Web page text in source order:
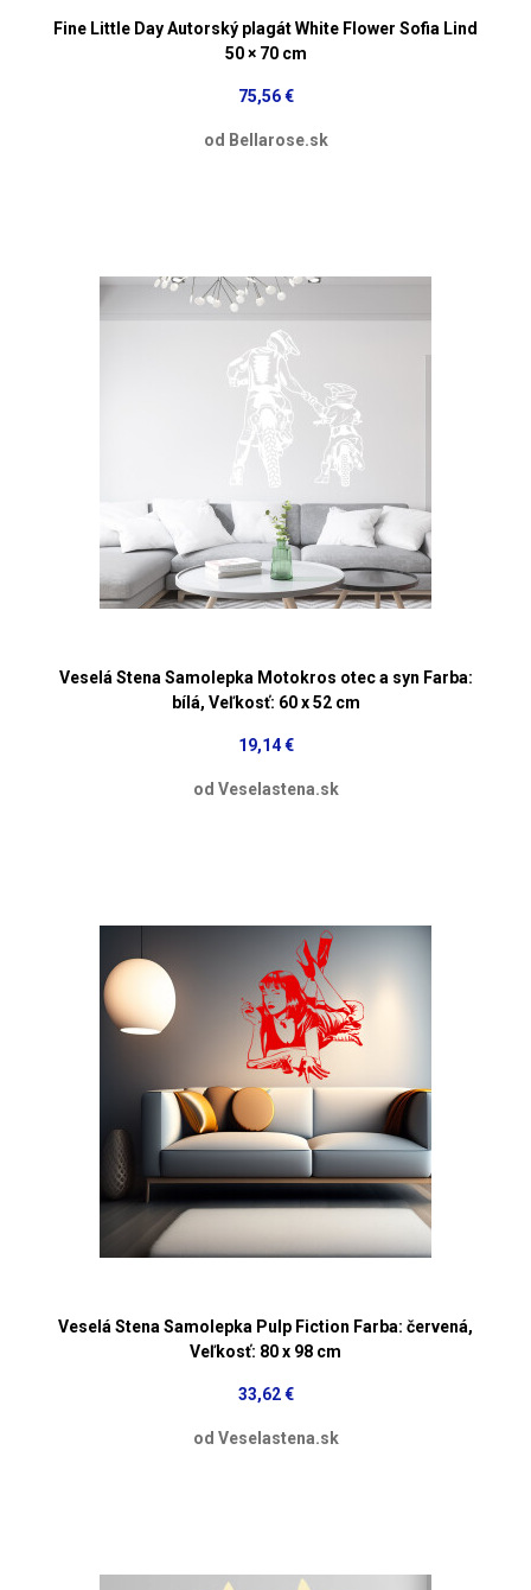
Fine Little Day Autorský plagát White Flower Sofia Lind
50 × 70 cm
75,56 €
od Bellarose.sk
Veselá Stena Samolepka Motokros otec a syn Farba:
bílá, Veľkosť: 60 x 52 cm
19,14 €
od Veselastena.sk
Veselá Stena Samolepka Pulp Fiction Farba: červená,
Veľkosť: 80 x 98 cm
33,62 €
od Veselastena.sk